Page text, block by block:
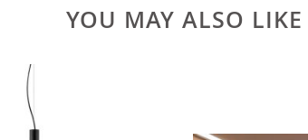
YOU MAY ALSO LIKE